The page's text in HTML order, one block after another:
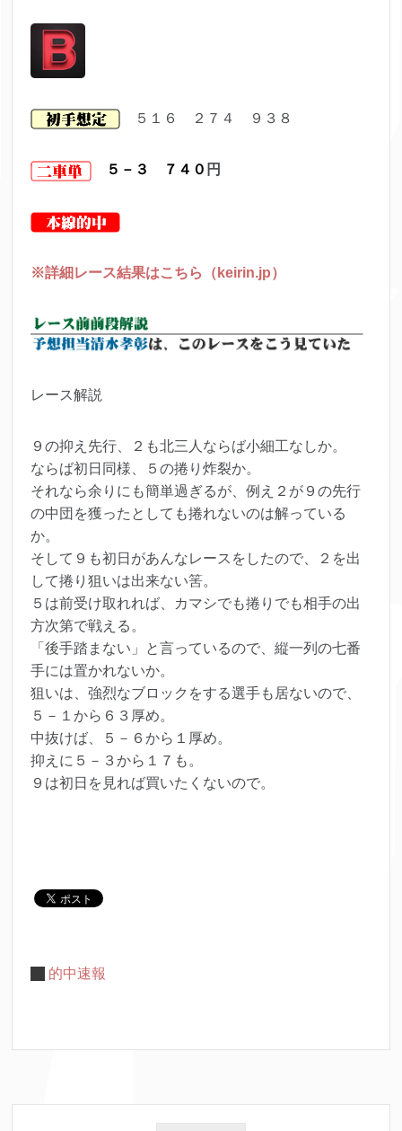
５１６ ２７４ ９３８
５－３ ７４０ 円
※詳細レース結果はこちら（keirin.jp）
レース解説
９の抑え先行、２も北三人ならば小細工なしか。
ならば初日同様、５の捲り炸裂か。
それなら余りにも簡単過ぎるが、例え２が９の先行
の中団を獲ったとしても捲れないのは解っている
か。
そして９も初日があんなレースをしたので、２を出
して捲り狙いは出来ない筈。
５は前受け取れれば、カマシでも捲りでも相手の出
方次第で戦える。
「後手踏まない」と言っているので、縦一列の七番
手には置かれないか。
狙いは、強烈なブロックをする選手も居ないので、
５－１から６３厚め。
中抜けば、５－６から１厚め。
抑えに５－３から１７も。
９は初日を見れば買いたくないので。
的中速報